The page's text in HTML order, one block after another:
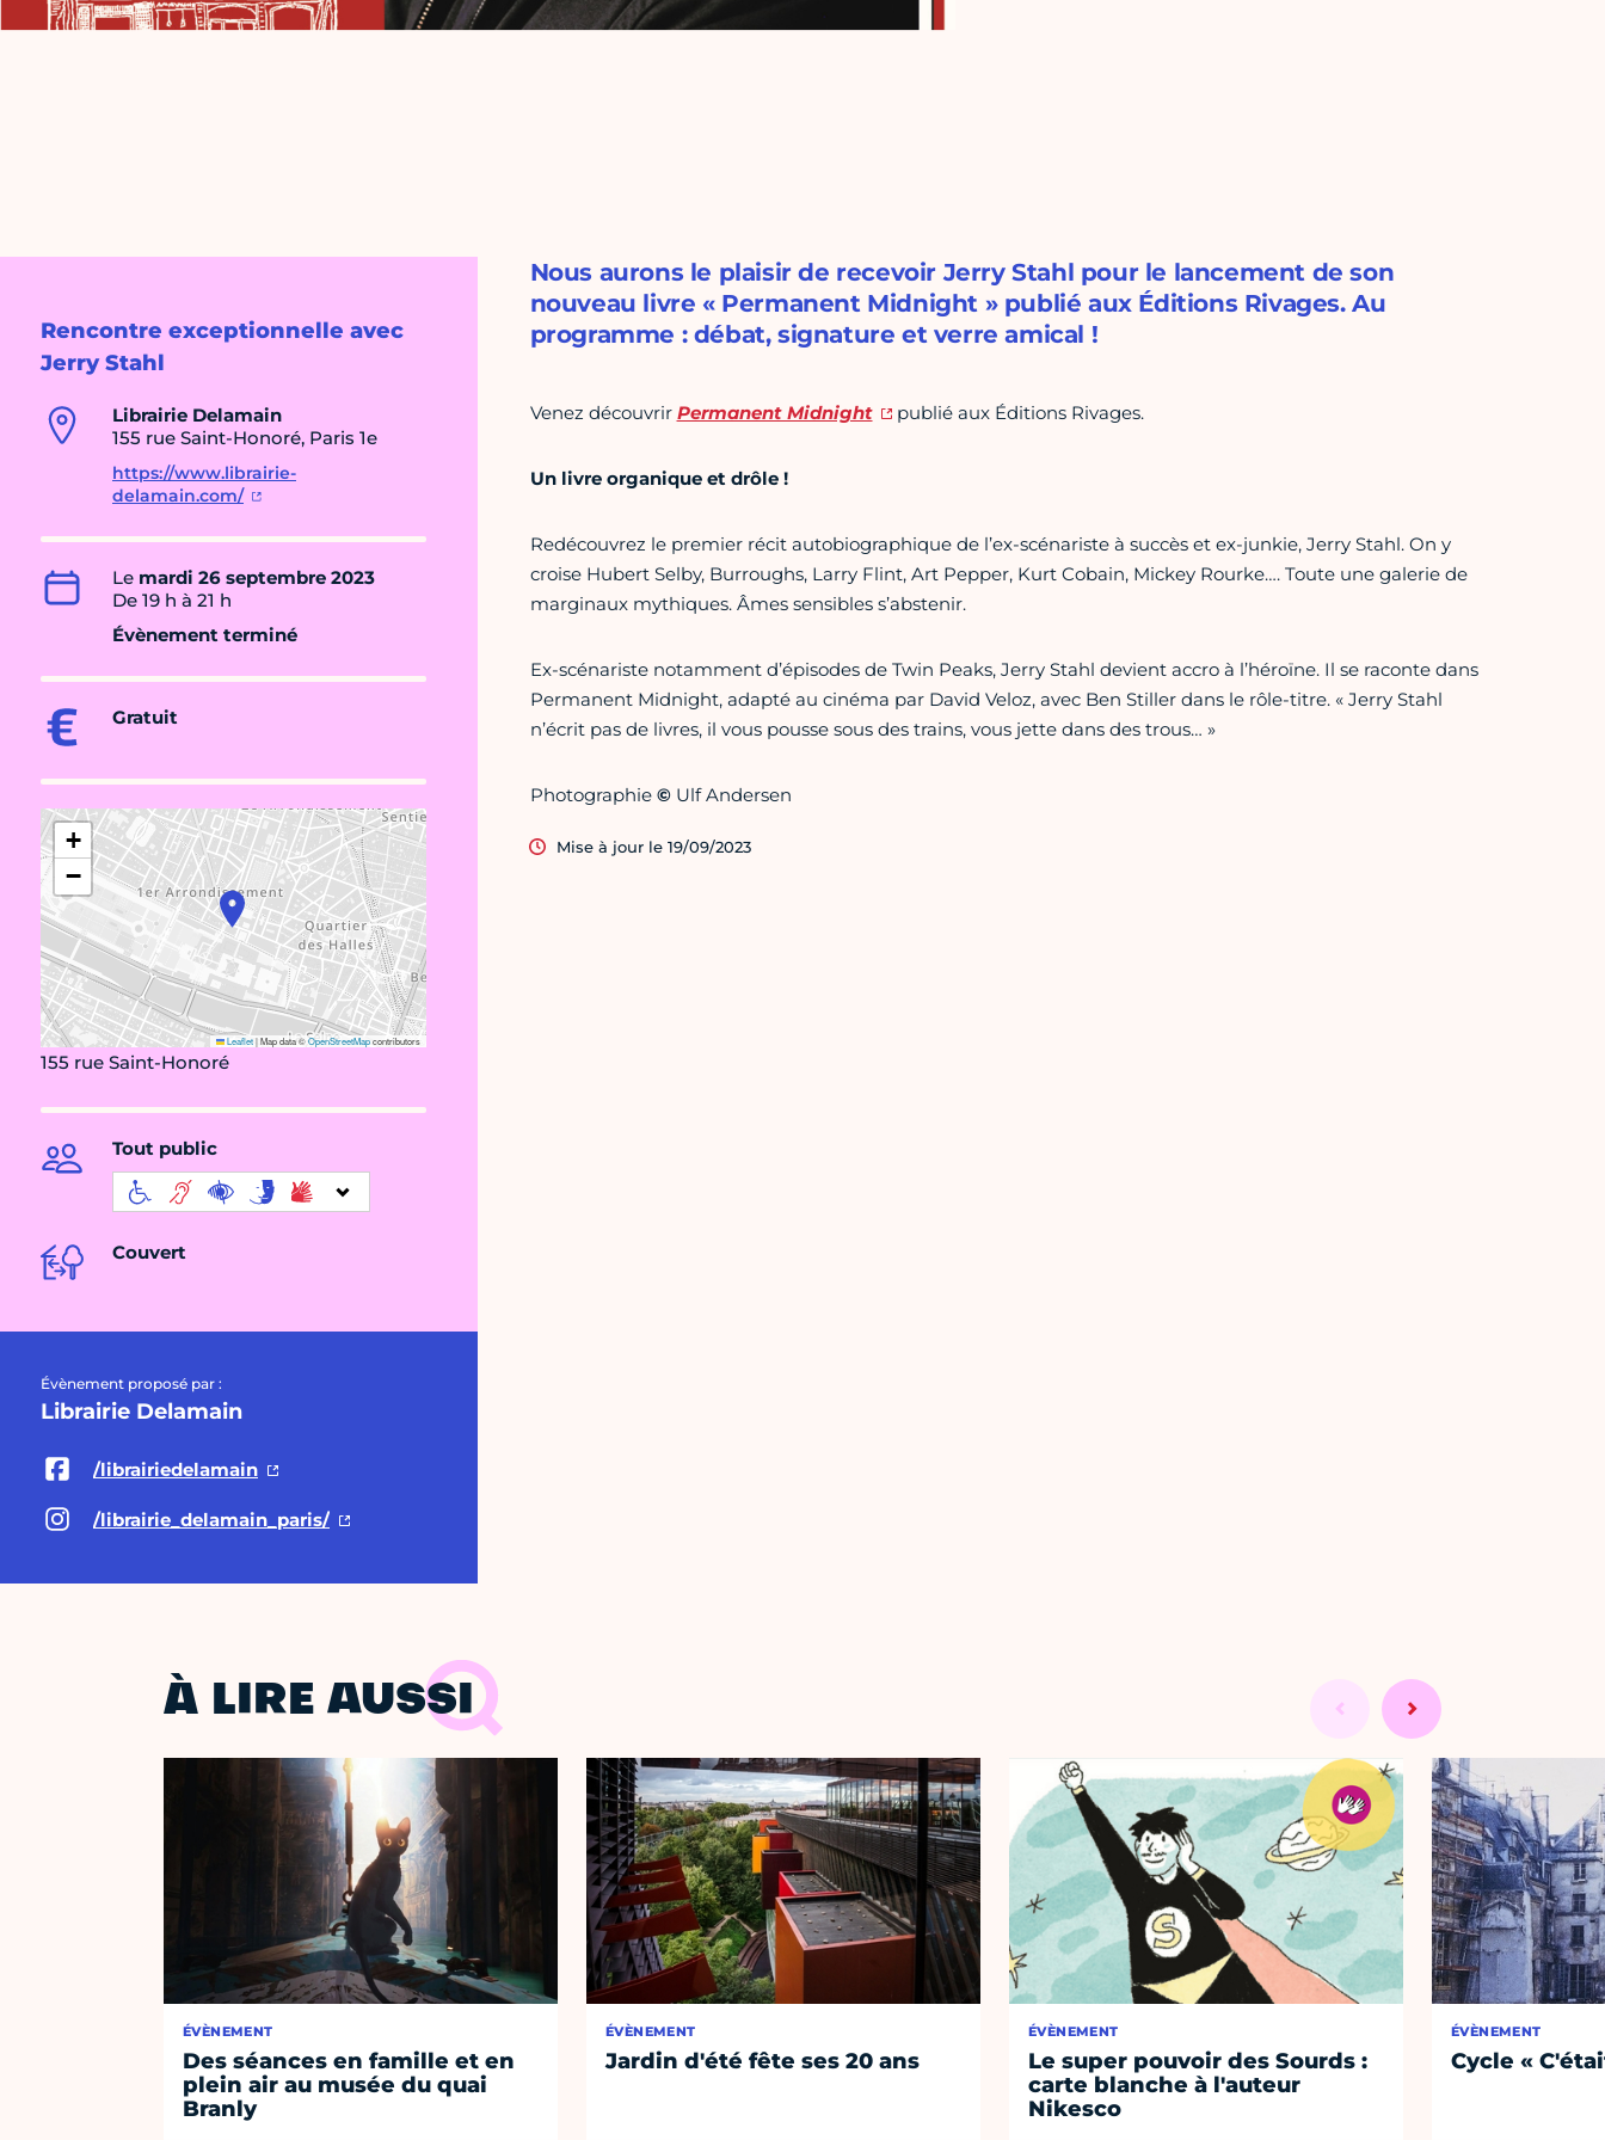
Rencontre exceptionnelle avec
Jerry Stahl
Librairie Delamain
155 rue Saint-Honoré, Paris 1e
https://www.librairie-
delamain.com/
Le mardi 26 septembre 2023
De 19 h à 21 h
Évènement terminé
Gratuit
+
−
Leaflet|Map data ©OpenStreetMapcontributors
155 rue Saint-Honoré
Tout public
Couvert
Évènement proposé par :
Librairie Delamain
/librairiedelamain
/librairie_delamain_paris/
Nous aurons le plaisir de recevoir Jerry Stahl pour le lancement de son
nouveau livre « Permanent Midnight » publié aux Éditions Rivages. Au
programme : débat, signature et verre amical !
Venez découvrir Permanent Midnight publié aux Éditions Rivages.
Un livre organique et drôle !
Redécouvrez le premier récit autobiographique de l’ex-scénariste à succès et ex-junkie, Jerry Stahl. On y
croise Hubert Selby, Burroughs, Larry Flint, Art Pepper, Kurt Cobain, Mickey Rourke…. Toute une galerie de
marginaux mythiques. Âmes sensibles s’abstenir.
Ex-scénariste notamment d’épisodes de Twin Peaks, Jerry Stahl devient accro à l’héroïne. Il se raconte dans
Permanent Midnight, adapté au cinéma par David Veloz, avec Ben Stiller dans le rôle-titre. « Jerry Stahl
n’écrit pas de livres, il vous pousse sous des trains, vous jette dans des trous… »
Photographie © Ulf Andersen
Mise à jour le 19/09/2023
À LIRE AUSSI
ÉVÈNEMENT
Des séances en famille et en
plein air au musée du quai
Branly
ÉVÈNEMENT
Jardin d'été fête ses 20 ans
ÉVÈNEMENT
Le super pouvoir des Sourds :
carte blanche à l'auteur
Nikesco
ÉVÈNEMENT
Cycle «